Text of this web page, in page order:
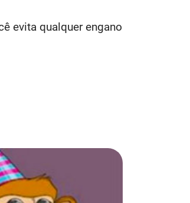
evita qualquer engano